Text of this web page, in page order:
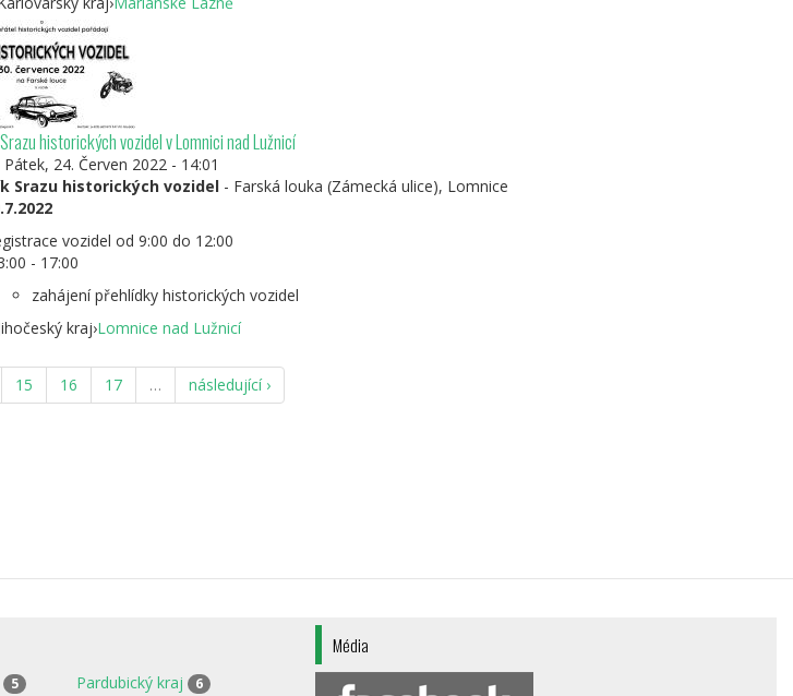
historických vozidel v Lomnici nad Lužnicí
Pátek, 24. Červen 2022 - 14:01
Srazu historických vozidel - Farská louka (Zámecká ulice), Lomnice
vozidel od 9:00 do 12:00
- 17:00
zahájení přehlídky historických vozidel
kraj›Lomnice nad Lužnicí
15 16 17 … následující ›
5 Pardubický kraj 6
Média